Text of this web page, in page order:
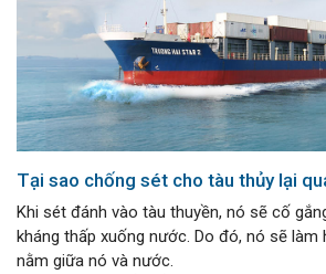
Tại sao chống sét cho tàu thủy lại
Khi sét đánh vào tàu thuyền, nó sẽ cố
kháng thấp xuống nước. Do đó, nó sẽ làm
nằm giữa nó và nước.